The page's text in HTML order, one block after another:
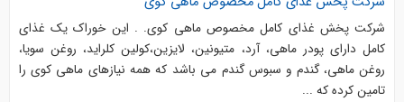
شرکت پخش غذای کامل مخصوص ماهی کوی. . این خوراک یک غذای
کامل دارای پودر ماهی، آرد، متیونین، لایزین،کولین کلراید، روغن سویا،
روغن ماهی، گندم و سبوس گندم می باشد که همه نیازهای ماهی کوی را
تامین کرده که ...